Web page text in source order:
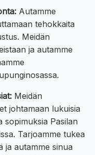
Autamme
tehokkaita
Meidän
ja autamme
Meidän
johtamaan lukuisia
sopimuksia Pasilan
Tarjoamme tukea
ja autamme sinua